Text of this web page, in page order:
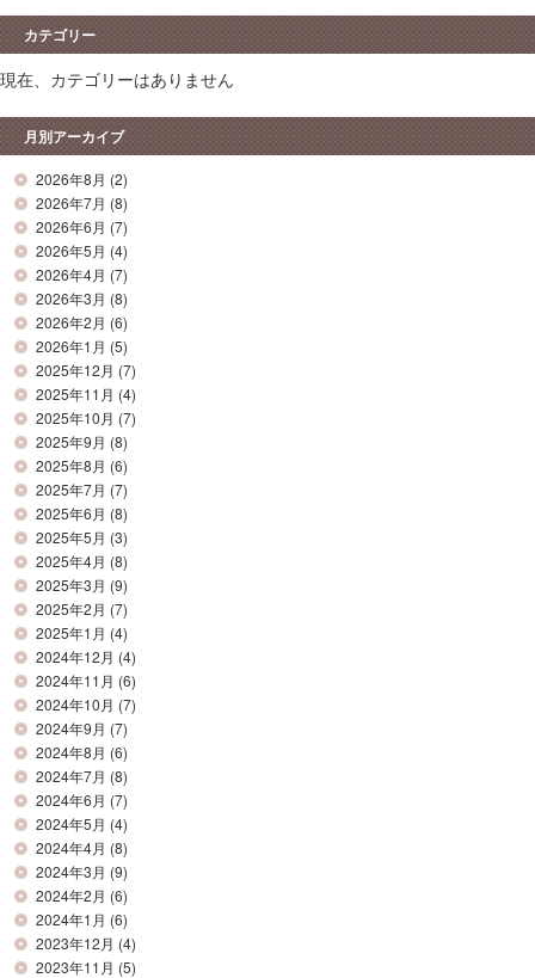
カテゴリー
現在、カテゴリーはありません
月別アーカイブ
2026年8月 (2)
2026年7月 (8)
2026年6月 (7)
2026年5月 (4)
2026年4月 (7)
2026年3月 (8)
2026年2月 (6)
2026年1月 (5)
2025年12月 (7)
2025年11月 (4)
2025年10月 (7)
2025年9月 (8)
2025年8月 (6)
2025年7月 (7)
2025年6月 (8)
2025年5月 (3)
2025年4月 (8)
2025年3月 (9)
2025年2月 (7)
2025年1月 (4)
2024年12月 (4)
2024年11月 (6)
2024年10月 (7)
2024年9月 (7)
2024年8月 (6)
2024年7月 (8)
2024年6月 (7)
2024年5月 (4)
2024年4月 (8)
2024年3月 (9)
2024年2月 (6)
2024年1月 (6)
2023年12月 (4)
2023年11月 (5)